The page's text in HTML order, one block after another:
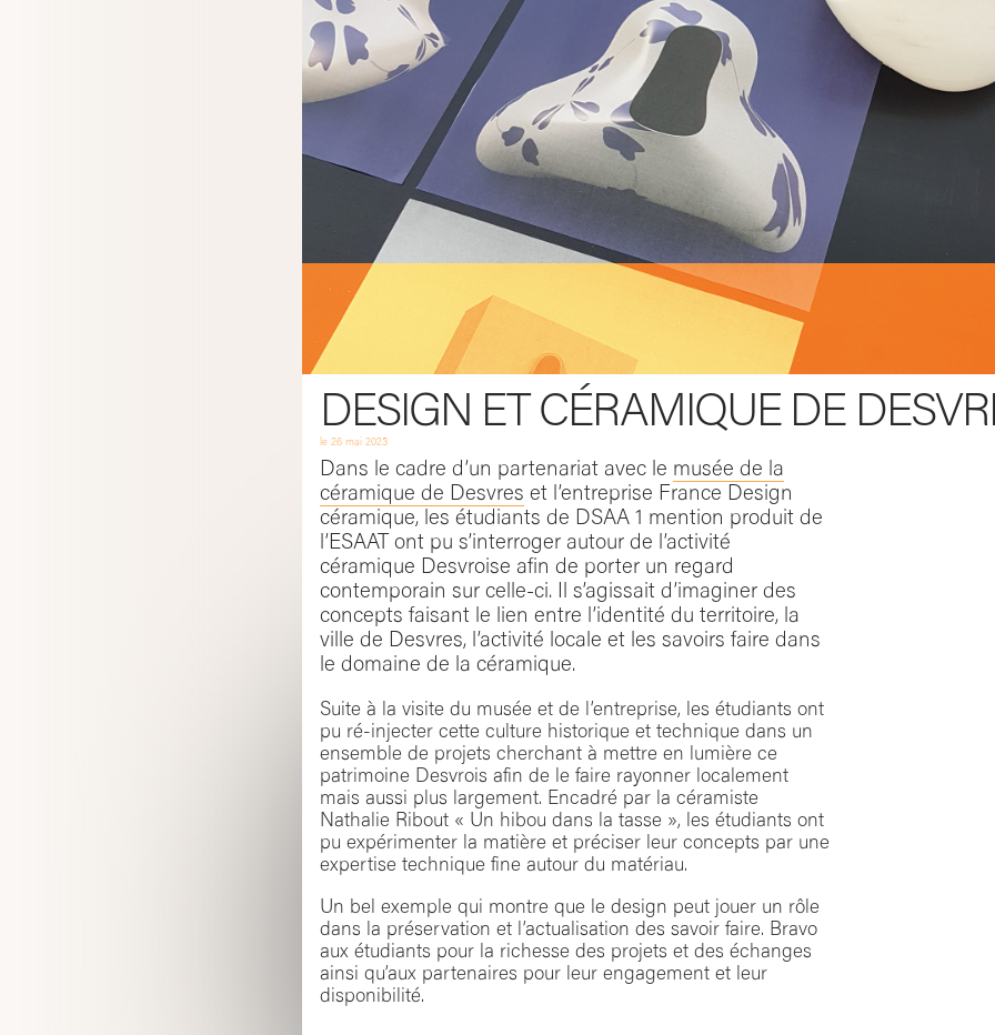
DESIGN ET CÉRAMIQUE DE
le 26 mai 2023
Dans le cadre d’un partenariat avec le musée de la
céramique de Desvres et l’entreprise France Design
céramique, les étudiants de DSAA 1 mention produit de
l’ESAAT ont pu s’interroger autour de l’activité
céramique Desvroise afin de porter un regard
contemporain sur celle-ci. Il s’agissait d’imaginer des
concepts faisant le lien entre l’identité du territoire, la
ville de Desvres, l’activité locale et les savoirs faire dans
le domaine de la céramique.
Suite à la visite du musée et de l’entreprise, les étudiants ont
pu ré-injecter cette culture historique et technique dans un
ensemble de projets cherchant à mettre en lumière ce
patrimoine Desvrois afin de le faire rayonner localement
mais aussi plus largement. Encadré par la céramiste
Nathalie Ribout « Un hibou dans la tasse », les étudiants ont
pu expérimenter la matière et préciser leur concepts par une
expertise technique fine autour du matériau.
Un bel exemple qui montre que le design peut jouer un rôle
dans la préservation et l’actualisation des savoir faire. Bravo
aux étudiants pour la richesse des projets et des échanges
ainsi qu’aux partenaires pour leur engagement et leur
disponibilité.